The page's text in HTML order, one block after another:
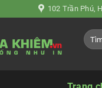
102 Trần Phú,
Tìm
kiếm: